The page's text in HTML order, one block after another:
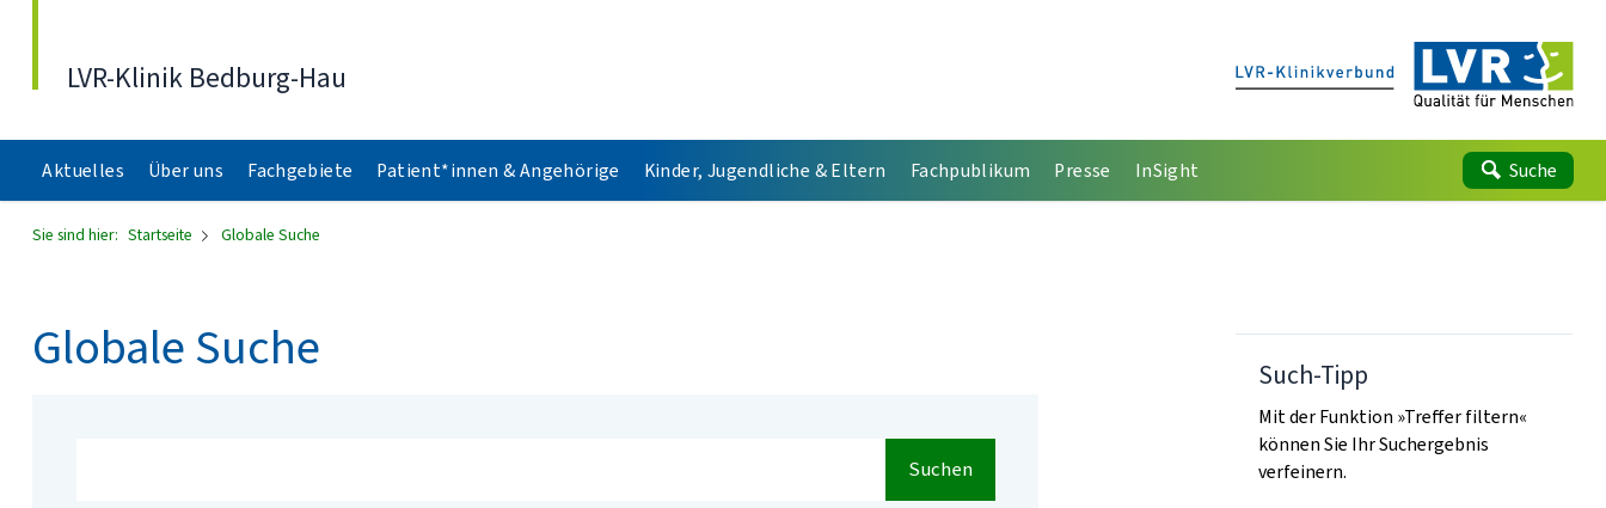
LVR-Klinik Bedburg-Hau
Aktuelles Über uns Fachgebiete Patient*innen & Angehörige Kinder, Jugendliche & Eltern Fachpublikum Presse InSight Suche
Sie sind hier: Startseite Globale Suche
Globale Suche
Suchen
Such-Tipp
Mit der Funktion »Treffer filtern«
können Sie Ihr Suchergebnis
verfeinern.